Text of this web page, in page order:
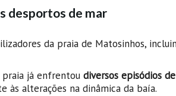
desportos de mar
da praia de Matosinhos,
praia já enfrentou diversos episódios
às alterações na dinâmica da baía.